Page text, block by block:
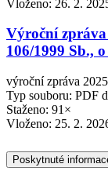
Vloženo: 26. 2.
Výroční zpráva
106/1999 Sb.,
výroční zpráva
Typ souboru: PDF
Staženo: 91×
Vloženo: 25. 2.
Poskytnuté